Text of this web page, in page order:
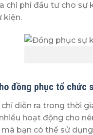
chi phí đầu tư cho
kiện.
đồng phục tổ chức
diễn ra trong thời
hoạt động cho
bạn có thể sử